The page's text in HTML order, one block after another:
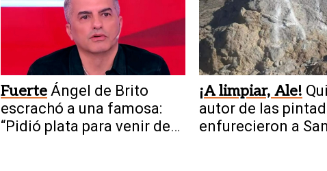
Fuerte Ángel de Brito
escrachó a una famosa:
“Pidió plata para venir de
¡A limpiar, Ale!
autor de las
enfurecieron a